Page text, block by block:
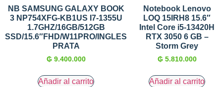
NB SAMSUNG GALAXY BOOK
3 NP754XFG-KB1US I7-1355U
1.7GHZ/16GB/512GB
SSD/15.6″FHD/W11PRO/INGLES
PRATA
₲ 9.400.000
Añadir al carrito
Notebook Lenovo
LOQ 15IRH8 15.6″
Intel Core i5-13420H
RTX 3050 6 GB –
Storm Grey
₲ 5.810.000
Añadir al carrito